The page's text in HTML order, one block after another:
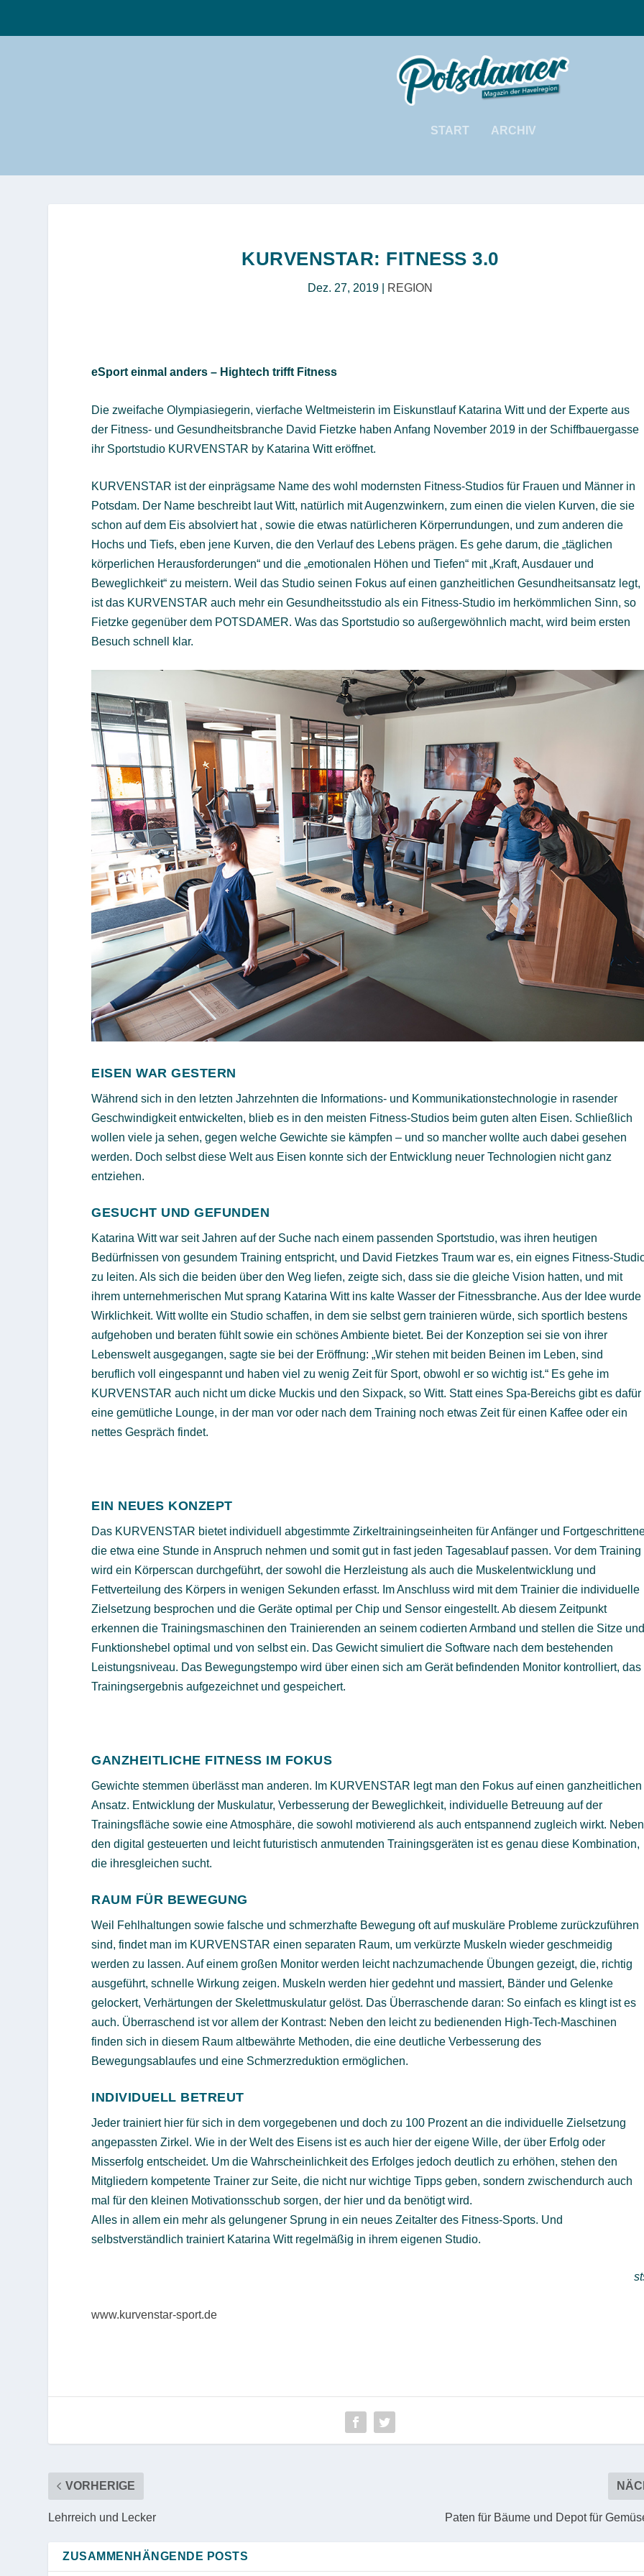
START ARCHIV
KURVENSTAR: FITNESS 3.0
Dez. 27, 2019| REGION
eSport einmal anders – Hightech trifft Fitness
Die zweifache Olympiasiegerin, vierfache Weltmeisterin im Eiskunstlauf Katarina Witt und der Experte aus
der Fitness- und Gesundheitsbranche David Fietzke haben Anfang November 2019 in der Schiffbauergasse
ihr Sportstudio KURVENSTAR by Katarina Witt eröffnet.
KURVENSTAR ist der einprägsame Name des wohl modernsten Fitness-Studios für Frauen und Männer in
Potsdam. Der Name beschreibt laut Witt, natürlich mit Augenzwinkern, zum einen die vielen Kurven, die sie
schon auf dem Eis absolviert hat , sowie die etwas natürlicheren Körperrundungen, und zum anderen die
Hochs und Tiefs, eben jene Kurven, die den Verlauf des Lebens prägen. Es gehe darum, die „täglichen
körperlichen Herausforderungen“ und die „emotionalen Höhen und Tiefen“ mit „Kraft, Ausdauer und
Beweglichkeit“ zu meistern. Weil das Studio seinen Fokus auf einen ganzheitlichen Gesundheitsansatz legt,
ist das KURVENSTAR auch mehr ein Gesundheitsstudio als ein Fitness-Studio im herkömmlichen Sinn, so
Fietzke gegenüber dem POTSDAMER. Was das Sportstudio so außergewöhnlich macht, wird beim ersten
Besuch schnell klar.
EISEN WAR GESTERN
Während sich in den letzten Jahrzehnten die Informations- und Kommunikationstechnologie in rasender
Geschwindigkeit entwickelten, blieb es in den meisten Fitness-Studios beim guten alten Eisen. Schließlich
wollen viele ja sehen, gegen welche Gewichte sie kämpfen – und so mancher wollte auch dabei gesehen
werden. Doch selbst diese Welt aus Eisen konnte sich der Entwicklung neuer Technologien nicht ganz
entziehen.
GESUCHT UND GEFUNDEN
Katarina Witt war seit Jahren auf der Suche nach einem passenden Sportstudio, was ihren heutigen
Bedürfnissen von gesundem Training entspricht, und David Fietzkes Traum war es, ein eignes Fitness-
zu leiten. Als sich die beiden über den Weg liefen, zeigte sich, dass sie die gleiche Vision hatten, und mit
ihrem unternehmerischen Mut sprang Katarina Witt ins kalte Wasser der Fitnessbranche. Aus der Idee wurde
Wirklichkeit. Witt wollte ein Studio schaffen, in dem sie selbst gern trainieren würde, sich sportlich bestens
aufgehoben und beraten fühlt sowie ein schönes Ambiente bietet. Bei der Konzeption sei sie von ihrer
Lebenswelt ausgegangen, sagte sie bei der Eröffnung: „Wir stehen mit beiden Beinen im Leben, sind
beruflich voll eingespannt und haben viel zu wenig Zeit für Sport, obwohl er so wichtig ist.“ Es gehe im
KURVENSTAR auch nicht um dicke Muckis und den Sixpack, so Witt. Statt eines Spa-Bereichs gibt es dafür
eine gemütliche Lounge, in der man vor oder nach dem Training noch etwas Zeit für einen Kaffee oder ein
nettes Gespräch findet.
EIN NEUES KONZEPT
Das KURVENSTAR bietet individuell abgestimmte Zirkeltrainingseinheiten für Anfänger und
die etwa eine Stunde in Anspruch nehmen und somit gut in fast jeden Tagesablauf passen. Vor dem Training
wird ein Körperscan durchgeführt, der sowohl die Herzleistung als auch die Muskelentwicklung und
Fettverteilung des Körpers in wenigen Sekunden erfasst. Im Anschluss wird mit dem Trainier die individuelle
Zielsetzung besprochen und die Geräte optimal per Chip und Sensor eingestellt. Ab diesem Zeitpunkt
erkennen die Trainingsmaschinen den Trainierenden an seinem codierten Armband und stellen die Sitze
Funktionshebel optimal und von selbst ein. Das Gewicht simuliert die Software nach dem bestehenden
Leistungsniveau. Das Bewegungstempo wird über einen sich am Gerät befindenden Monitor kontrolliert, das
Trainingsergebnis aufgezeichnet und gespeichert.
GANZHEITLICHE FITNESS IM FOKUS
Gewichte stemmen überlässt man anderen. Im KURVENSTAR legt man den Fokus auf einen ganzheitlichen
Ansatz. Entwicklung der Muskulatur, Verbesserung der Beweglichkeit, individuelle Betreuung auf der
Trainingsfläche sowie eine Atmosphäre, die sowohl motivierend als auch entspannend zugleich wirkt. Neben
den digital gesteuerten und leicht futuristisch anmutenden Trainingsgeräten ist es genau diese Kombination,
die ihresgleichen sucht.
RAUM FÜR BEWEGUNG
Weil Fehlhaltungen sowie falsche und schmerzhafte Bewegung oft auf muskuläre Probleme zurückzuführen
sind, findet man im KURVENSTAR einen separaten Raum, um verkürzte Muskeln wieder geschmeidig
werden zu lassen. Auf einem großen Monitor werden leicht nachzumachende Übungen gezeigt, die, richtig
ausgeführt, schnelle Wirkung zeigen. Muskeln werden hier gedehnt und massiert, Bänder und Gelenke
gelockert, Verhärtungen der Skelettmuskulatur gelöst. Das Überraschende daran: So einfach es klingt ist es
auch. Überraschend ist vor allem der Kontrast: Neben den leicht zu bedienenden High-Tech-Maschinen
finden sich in diesem Raum altbewährte Methoden, die eine deutliche Verbesserung des
Bewegungsablaufes und eine Schmerzreduktion ermöglichen.
INDIVIDUELL BETREUT
Jeder trainiert hier für sich in dem vorgegebenen und doch zu 100 Prozent an die individuelle Zielsetzung
angepassten Zirkel. Wie in der Welt des Eisens ist es auch hier der eigene Wille, der über Erfolg oder
Misserfolg entscheidet. Um die Wahrscheinlichkeit des Erfolges jedoch deutlich zu erhöhen, stehen den
Mitgliedern kompetente Trainer zur Seite, die nicht nur wichtige Tipps geben, sondern zwischendurch auch
mal für den kleinen Motivationsschub sorgen, der hier und da benötigt wird.
Alles in allem ein mehr als gelungener Sprung in ein neues Zeitalter des Fitness-Sports. Und
selbstverständlich trainiert Katarina Witt regelmäßig in ihrem eigenen Studio.
www.kurvenstar-sport.de
VORHERIGE
Lehrreich und Lecker Paten für Bäume und Depot für
ZUSAMMENHÄNGENDE POSTS